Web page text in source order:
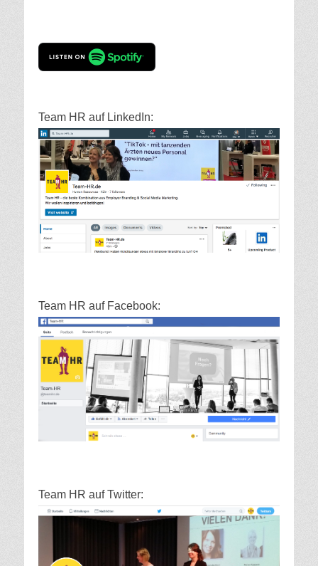
Team HR auf LinkedIn:
Team HR auf Facebook:
Team HR auf Twitter: